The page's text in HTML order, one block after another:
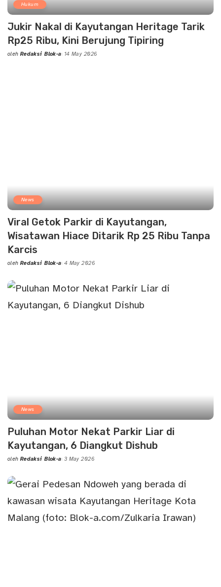
Hukum
Jukir Nakal di Kayutangan Heritage Tarik
Rp25 Ribu, Kini Berujung Tipiring
Posted
oleh Redaksi Blok-a 14 May 2026
News
Viral Getok Parkir di Kayutangan,
Wisatawan Hiace Ditarik Rp 25 Ribu Tanpa
Karcis
Posted
oleh Redaksi Blok-a 4 May 2026
News
Puluhan Motor Nekat Parkir Liar di
Kayutangan, 6 Diangkut Dishub
Posted
oleh Redaksi Blok-a 3 May 2026